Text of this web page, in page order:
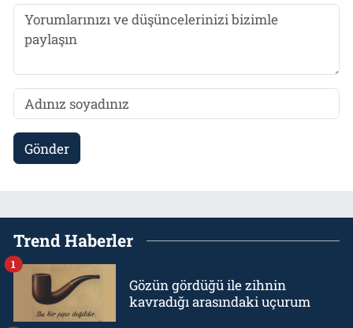
Gönder
Trend Haberler
Gözün gördüğü ile zihnin
kavradığı arasındaki uçurum
1